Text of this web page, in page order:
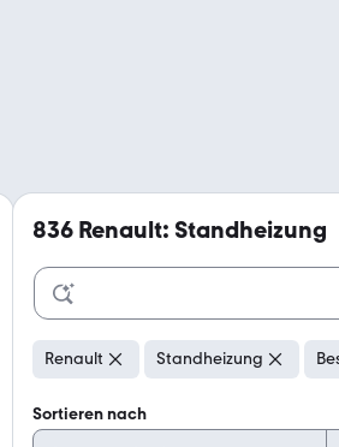
836 Renault: Standheizung
Renault Standheizung
Sortieren nach